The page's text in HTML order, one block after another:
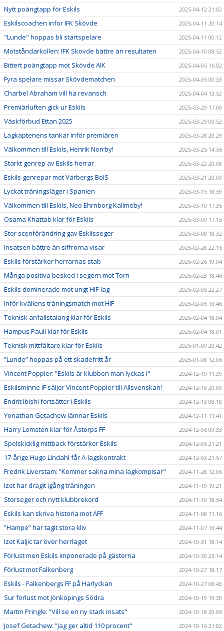
Nytt poängtapp för Eskils 2025-04-12 21:02
Eskilscoachen inför IFK Skövde 2025-04-11 20:14
"Lunde" hoppas bli startspelare 2025-04-11 00:12
Motståndarkollen: IFK Skövde bättre än resultaten 2025-04-10 08:52
Bittert poängtapp mot Skövde AIK 2025-04-05 16:02
Fyra spelare missar Skövdematchen 2025-04-05 00:33
Charbel Abraham vill ha revansch 2025-04-04 13:52
Premiärluften gick ur Eskils 2025-03-29 17:00
Väskförbud Ettan 2025 2025-03-29 09:52
Lagkaptenens tankar inför premiären 2025-03-28 20:29
Välkommen till Eskils, Henrik Norrby! 2025-03-25 14:56
Starkt genrep av Eskils herrar 2025-03-22 20:08
Eskils genrepar mot Varbergs BoIS 2025-03-21 20:09
Lyckat träningsläger i Spanien 2025-03-15 18:59
Välkommen till Eskils, Neo Ehrnborg Kallmeby! 2025-03-10 17:35
Osama Khattab klar för Eskils 2025-03-09 17:15
Stor scenförändring gav Eskilsseger 2025-03-08 18:32
Insatsen bättre än siffrorna visar 2025-02-28 22:16
Eskils förstärker herrarnas stab 2025-02-26 19:04
Många positiva besked i segern mot Torn 2025-02-23 18:46
Eskils dominerade mot ungt HIF-lag 2025-02-05 22:27
Inför kvällens träningsmatch mot HIF 2025-02-05 13:46
Teknisk anfallstalang klar för Eskils 2025-02-04 18:04
Hampus Pauli klar för Eskils 2025-02-04 18:01
Teknisk mittfältare klar för Eskils 2025-01-09 20:42
”Lunde” hoppas på ett skadefritt år 2025-01-08 12:06
Vincent Poppler: ”Eskils är klubben man lyckas i" 2024-12-19 11:39
Eskilsminne IF säljer Vincent Poppler till Allsvenskan! 2024-12-18 20:00
Endrit Ibishi fortsätter i Eskils 2024-12-13 08:18
Yonathan Getachew lämnar Eskils 2024-12-11 11:41
Harry Lomsten klar för Åstorps FF 2024-12-06 09:33
Spelskicklig mittback förstärker Eskils 2024-12-05 21:21
17-årige Hugo Lindahl får A-lagskontrakt 2024-12-03 21:57
Fredrik Liverstam: ”Kommer sakna mina lagkompisar" 2024-11-28 12:06
Izet har dragit igång träningen 2024-11-19 19:21
Storseger och nytt klubbrekord 2024-11-10 18:54
Eskils kan skriva historia mot ÄFF 2024-11-08 11:16
”Hampe” har tagit stora kliv 2024-11-07 19:44
Izet Kaljic tar över herrlaget 2024-10-31 18:14
Förlust men Eskils imponerade på gästerna 2024-10-30 23:14
Förlust mot Falkenberg 2024-10-27 18:17
Eskils - Falkenbergs FF på Harlyckan 2024-10-27 08:43
Sur förlust mot Jönköpings Södra 2024-10-19 19:30
Martin Pringle: ”Vill se en ny stark insats" 2024-10-18 20:06
Josef Getachew: ”Jag ger altid 110 procent" 2024-10-16 21:02